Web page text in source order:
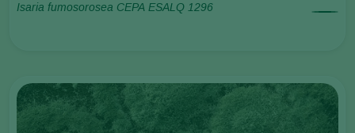
Isaria fumosorosea CEPA ESALQ 1296